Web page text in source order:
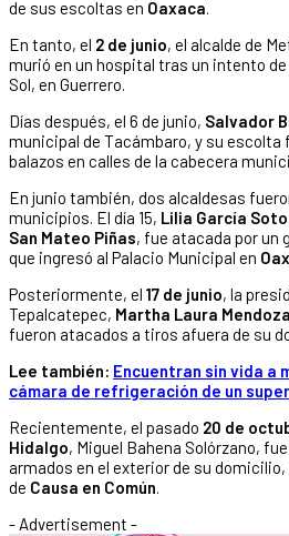
de sus escoltas en Oaxaca.
En tanto, el 2 de junio, el alcalde de
murió en un hospital tras un intento
Sol, en Guerrero.
Días después, el 6 de junio, Salvador
municipal de Tacámbaro, y su escolta
balazos en calles de la cabecera
En junio también, dos alcaldesas
municipios. El día 15, Lilia García Soto
San Mateo Piñas, fue atacada por un
que ingresó al Palacio Municipal en
Posteriormente, el 17 de junio, la
Tepalcatepec, Martha Laura Mendoza
fueron atacados a tiros afuera de su
Lee también: Encuentran sin vida a
cámara de refrigeración de un
Recientemente, el pasado 20 de
Hidalgo, Miguel Bahena Solórzano,
armados en el exterior de su
de Causa en Común.
- Advertisement -